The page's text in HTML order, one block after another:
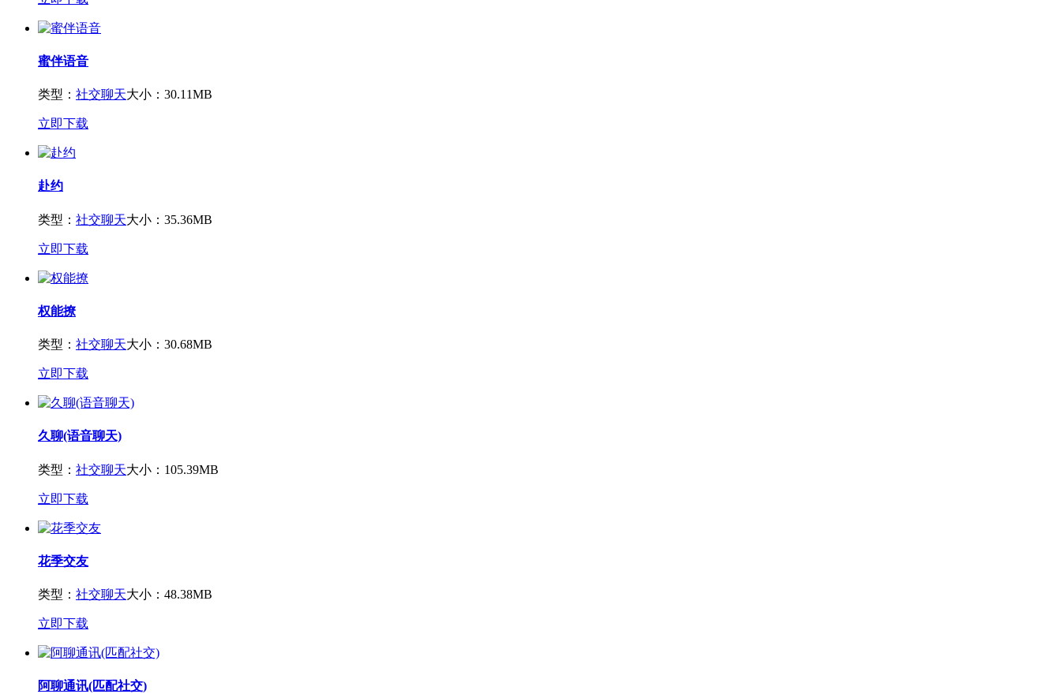
蜜伴语音
类型： 社交聊天大小：30.11MB
立即下载
赴约
类型： 社交聊天大小：35.36MB
立即下载
权能撩
类型： 社交聊天大小：30.68MB
立即下载
久聊(语音聊天)
类型： 社交聊天大小：105.39MB
立即下载
花季交友
类型： 社交聊天大小：48.38MB
立即下载
阿聊通讯(匹配社交)